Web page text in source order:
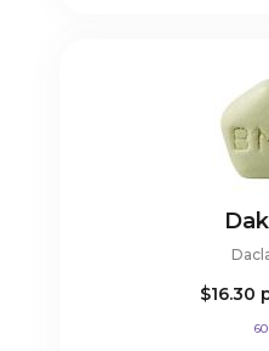
$16.30